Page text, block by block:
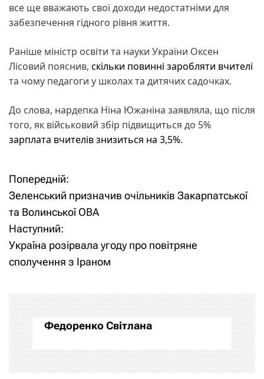
все ще вважають свої доходи недостатніми для
забезпечення гідного рівня життя.
Раніше міністр освіти та науки України Оксен
Лісовий пояснив, скільки повинні заробляти вчителі
та чому педагоги у школах та дитячих садочках.
До слова, нардепка Ніна Южаніна заявляла, що після
того, як військовий збір підвищиться до 5%
зарплата вчителів знизиться на 3,5%.
Н
а
в
і
а
ц
і
Попередній:
Зеленський призначив очільників Закарпатської
та Волинської ОВА
Наступний:
Україна розірвала угоду про повітряне
сполучення з Іраном
Федоренко Світлана